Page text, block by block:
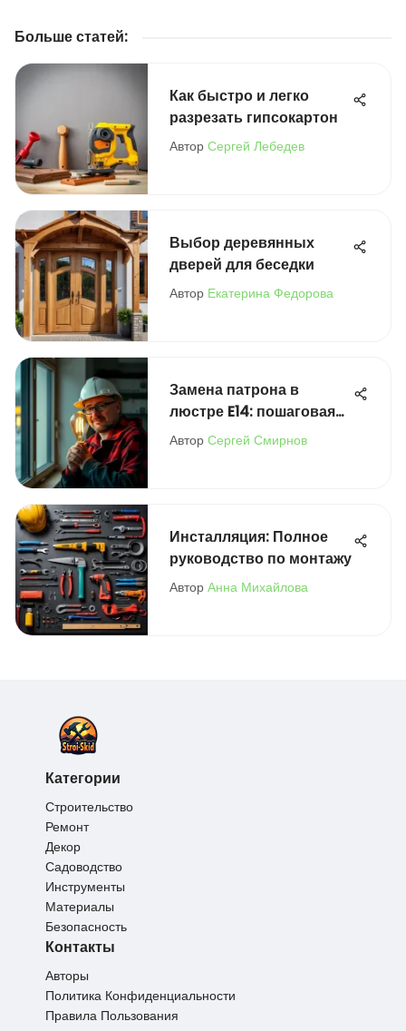
Больше статей:
Как быстро и легко
разрезать гипсокартон
Автор Сергей Лебедев
Выбор деревянных
дверей для беседки
Автор Екатерина Федорова
Замена патрона в
люстре E14: пошаговая
инструкция
Автор Сергей Смирнов
Инсталляция: Полное
руководство по монтажу
Автор Анна Михайлова
Категории
Строительство
Ремонт
Декор
Садоводство
Инструменты
Материалы
Безопасность
Контакты
Авторы
Политика Конфиденциальности
Правила Пользования